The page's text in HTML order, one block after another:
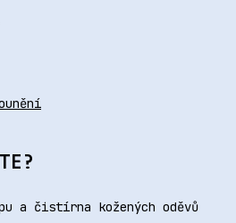
a čistírna kožených oděvů